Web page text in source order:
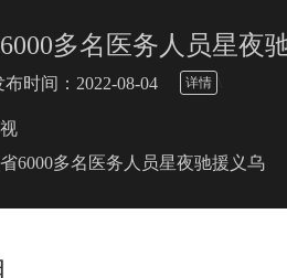
多名医务人员星夜
布时间：2022-08-04 详情
6000多名医务人员星夜驰援义乌